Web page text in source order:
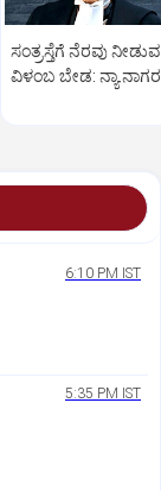
ಸಂತ್ರಸ್ತೆಗೆ ನೆರವು
ವಿಳಂಬ ಬೇಡ:
6:10 PM IST
5:35 PM IST